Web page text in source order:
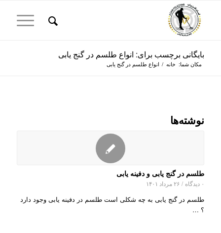
بایگانی برچسب برای: انواع طلسم در گنج یابی
مکان شما: خانه / انواع طلسم در گنج یابی
نوشته‌ها
طلسم در گنج یابی و دفینه یابی
۰ دیدگاه / ۲۶ مرداد ۱۴۰۱
طلسم در گنج یابی به چه شکلی است طلسم در دفینه یابی وجود دارد
؟ …